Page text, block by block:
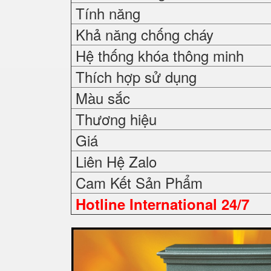
Tính năng
Khả năng chống cháy
Hệ thống khóa thông minh
Thích hợp sử dụng
Màu sắc
Thương hiệu
Giá
Liên Hệ Zalo
Cam Kết Sản Phẩm
Hotline International 24/7